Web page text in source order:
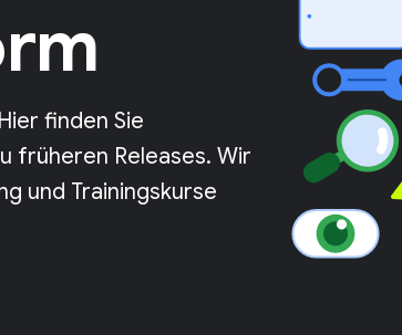
finden Sie
früheren Releases. Wir
und Trainingskurse